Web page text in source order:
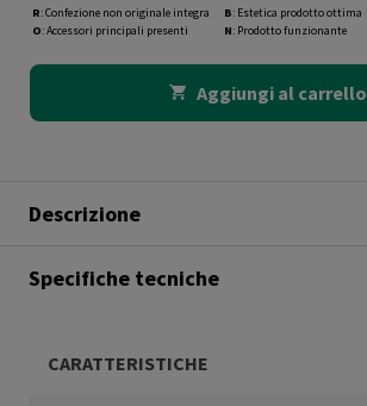
R: Confezione non originale integra
O: Accessori principali presenti
B: Estetica prodotto ottima
N: Prodotto funzionante
Aggiungi al carrello
Descrizione
Specifiche tecniche
CARATTERISTICHE